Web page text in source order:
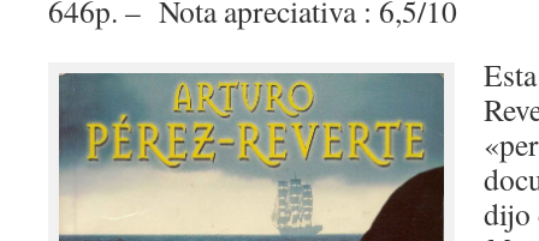
646p. – Nota apreciativa : 6,5/10
dijo